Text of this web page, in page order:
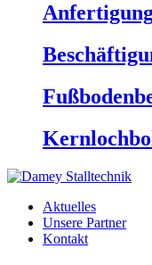
Aktuelles
Unsere Partner
Kontakt